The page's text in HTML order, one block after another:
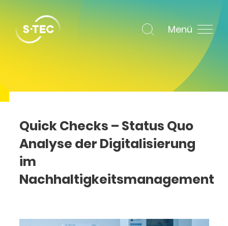
Menü
Quick Checks – Status Quo
Analyse der Digitalisierung
im
Nachhaltigkeitsmanagement